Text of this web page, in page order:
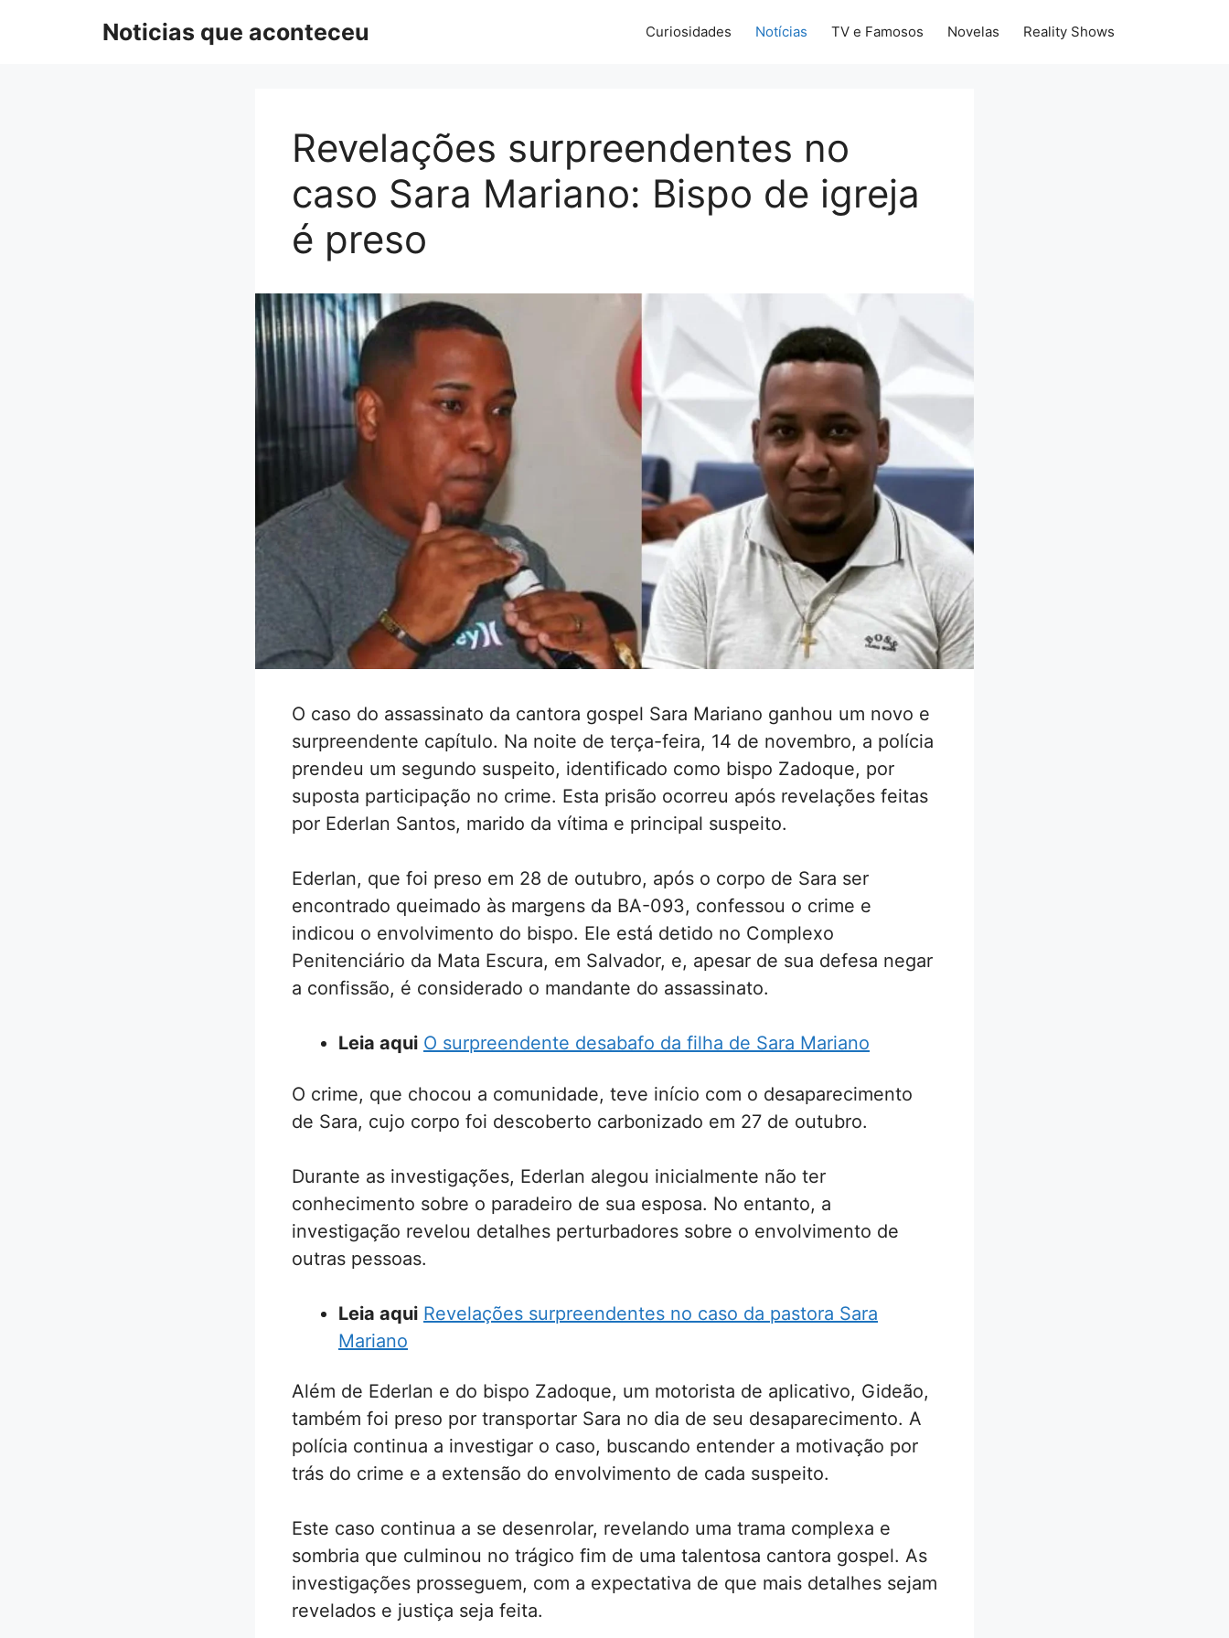
Noticias que aconteceu Curiosidades Notícias TV e Famosos Novelas Reality Shows
Revelações surpreendentes no
caso Sara Mariano: Bispo de igreja
é preso
O caso do assassinato da cantora gospel Sara Mariano ganhou um novo e
surpreendente capítulo. Na noite de terça-feira, 14 de novembro, a polícia
prendeu um segundo suspeito, identificado como bispo Zadoque, por
suposta participação no crime. Esta prisão ocorreu após revelações feitas
por Ederlan Santos, marido da vítima e principal suspeito.
Ederlan, que foi preso em 28 de outubro, após o corpo de Sara ser
encontrado queimado às margens da BA-093, confessou o crime e
indicou o envolvimento do bispo. Ele está detido no Complexo
Penitenciário da Mata Escura, em Salvador, e, apesar de sua defesa negar
a confissão, é considerado o mandante do assassinato.
Leia aqui O surpreendente desabafo da filha de Sara Mariano
O crime, que chocou a comunidade, teve início com o desaparecimento
de Sara, cujo corpo foi descoberto carbonizado em 27 de outubro.
Durante as investigações, Ederlan alegou inicialmente não ter
conhecimento sobre o paradeiro de sua esposa. No entanto, a
investigação revelou detalhes perturbadores sobre o envolvimento de
outras pessoas.
Leia aqui Revelações surpreendentes no caso da pastora Sara
Mariano
Além de Ederlan e do bispo Zadoque, um motorista de aplicativo, Gideão,
também foi preso por transportar Sara no dia de seu desaparecimento. A
polícia continua a investigar o caso, buscando entender a motivação por
trás do crime e a extensão do envolvimento de cada suspeito.
Este caso continua a se desenrolar, revelando uma trama complexa e
sombria que culminou no trágico fim de uma talentosa cantora gospel. As
investigações prosseguem, com a expectativa de que mais detalhes sejam
revelados e justiça seja feita.